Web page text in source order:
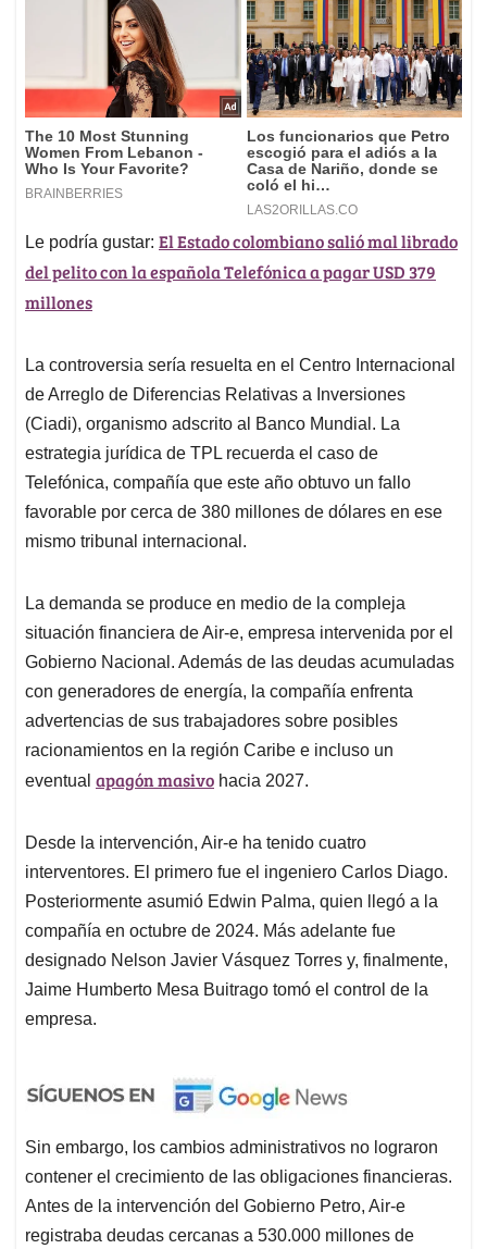
Le podría gustar: El Estado colombiano salió mal librado
del pelito con la española Telefónica a pagar USD 379
millones
La controversia sería resuelta en el Centro Internacional
de Arreglo de Diferencias Relativas a Inversiones
(Ciadi), organismo adscrito al Banco Mundial. La
estrategia jurídica de TPL recuerda el caso de
Telefónica, compañía que este año obtuvo un fallo
favorable por cerca de 380 millones de dólares en ese
mismo tribunal internacional.
La demanda se produce en medio de la compleja
situación financiera de Air-e, empresa intervenida por el
Gobierno Nacional. Además de las deudas acumuladas
con generadores de energía, la compañía enfrenta
advertencias de sus trabajadores sobre posibles
racionamientos en la región Caribe e incluso un
eventual apagón masivo hacia 2027.
Desde la intervención, Air-e ha tenido cuatro
interventores. El primero fue el ingeniero Carlos Diago.
Posteriormente asumió Edwin Palma, quien llegó a la
compañía en octubre de 2024. Más adelante fue
designado Nelson Javier Vásquez Torres y, finalmente,
Jaime Humberto Mesa Buitrago tomó el control de la
empresa.
Sin embargo, los cambios administrativos no lograron
contener el crecimiento de las obligaciones financieras.
Antes de la intervención del Gobierno Petro, Air-e
registraba deudas cercanas a 530.000 millones de